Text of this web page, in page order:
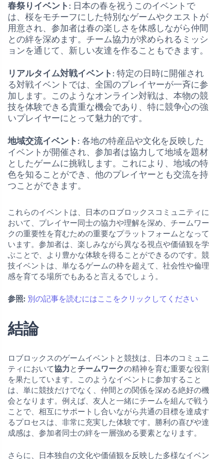
春祭りイベント: 日本の春を祝うこのイベントで
は、桜をモチーフにした特別なゲームやクエストが
用意され、参加者は春の楽しさを体感しながら仲間
との絆を深めます。チーム協力が求められるミッシ
ョンを通じて、新しい友達を作ることもできます。
リアルタイム対戦イベント: 特定の日時に開催され
る対戦イベントでは、全国のプレイヤーが一斉に参
加します。このようなオンライン対戦は、本物の競
技を体験できる貴重な機会であり、特に競争心の強
いプレイヤーにとって魅力的です。
地域交流イベント: 各地の特産品や文化を反映した
イベントが開催され、参加者は協力して地域を題材
としたゲームに挑戦します。これにより、地域の特
色を知ることができ、他のプレイヤーとも交流を持
つことができます。
これらのイベントは、日本のロブロックスコミュニティに
おいて、プレイヤー同士の協力や理解を深め、チームワー
クの重要性を育むための重要なプラットフォームとなって
います。参加者は、楽しみながら異なる視点や価値観を学
ぶことで、より豊かな体験を得ることができるのです。競
技イベントは、単なるゲームの枠を超えて、社会性や倫理
感を育てる場所でもあると言えるでしょう。
参照: 別の記事を読むにはここをクリックしてください
結論
ロブロックスのゲームイベントと競技は、日本のコミュニ
ティにおいて協力とチームワークの精神を育む重要な役割
を果たしています。このようなイベントに参加すること
は、単に競技だけでなく、仲間との関係を深める絶好の機
会となります。例えば、友人と一緒にチームを組んで戦う
ことで、相互にサポートし合いながら共通の目標を達成す
るプロセスは、非常に充実した体験です。勝利の喜びや達
成感は、参加者同士の絆を一層強める要素となります。
さらに、日本独自の文化や価値観を反映した多様なイベン